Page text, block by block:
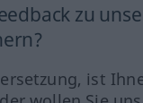
zu
ist